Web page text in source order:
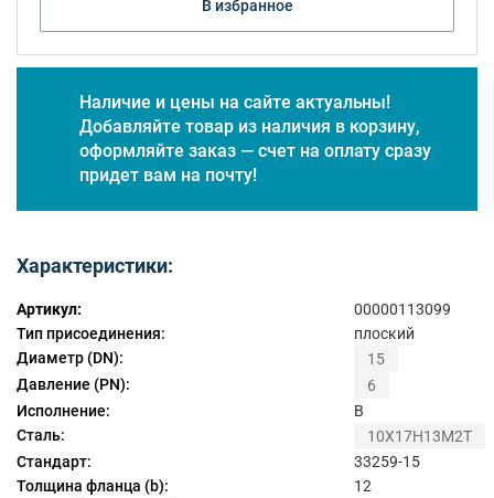
В избранное
Наличие и цены на сайте актуальны!
Добавляйте товар из наличия в корзину,
оформляйте заказ — счет на оплату сразу
придет вам на почту!
Характеристики:
Артикул:
00000113099
Тип присоединения:
плоский
Диаметр (DN):
15
Давление (PN):
6
Исполнение:
B
Сталь:
10Х17Н13М2Т
Стандарт:
33259-15
Толщина фланца (b):
12